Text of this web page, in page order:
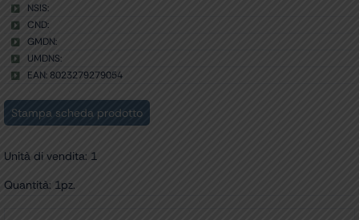
NSIS:
CND:
GMDN:
UMDNS:
EAN: 8023279279054
Stampa scheda prodotto
Unità di vendita: 1
Quantità: 1pz.